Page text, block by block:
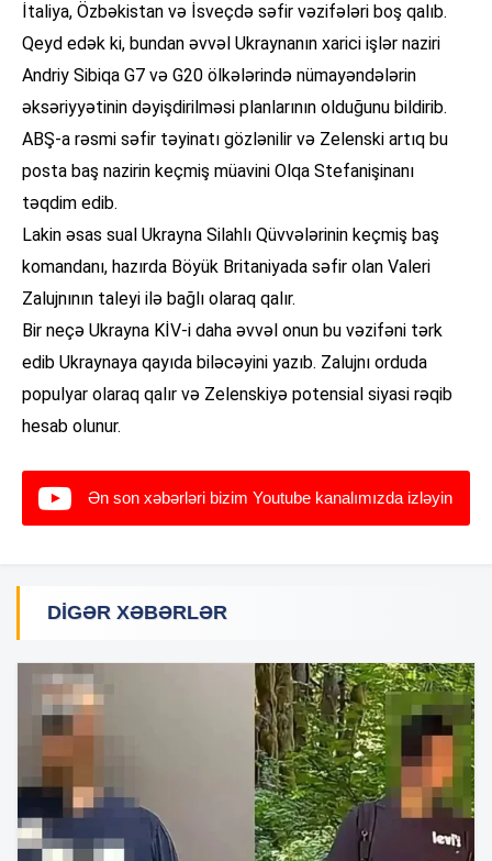
İtaliya, Özbəkistan və İsveçdə səfir vəzifələri boş qalıb.
Qeyd edək ki, bundan əvvəl Ukraynanın xarici işlər naziri
Andriy Sibiqa G7 və G20 ölkələrində nümayəndələrin
əksəriyyətinin dəyişdirilməsi planlarının olduğunu bildirib.
ABŞ-a rəsmi səfir təyinatı gözlənilir və Zelenski artıq bu
posta baş nazirin keçmiş müavini Olqa Stefanişinanı
təqdim edib.
Lakin əsas sual Ukrayna Silahlı Qüvvələrinin keçmiş baş
komandanı, hazırda Böyük Britaniyada səfir olan Valeri
Zalujnının taleyi ilə bağlı olaraq qalır.
Bir neçə Ukrayna KİV-i daha əvvəl onun bu vəzifəni tərk
edib Ukraynaya qayıda biləcəyini yazıb. Zalujnı orduda
populyar olaraq qalır və Zelenskiyə potensial siyasi rəqib
hesab olunur.
Ən son xəbərləri bizim Youtube kanalımızda izləyin
DIGƏR XƏBƏRLƏR